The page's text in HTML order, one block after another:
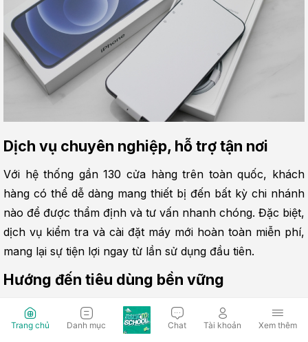
Dịch vụ chuyên nghiệp, hỗ trợ tận nơi
Với hệ thống gần 130 cửa hàng trên toàn quốc, khách
hàng có thể dễ dàng mang thiết bị đến bất kỳ chi nhánh
nào để được thẩm định và tư vấn nhanh chóng. Đặc biệt,
dịch vụ kiểm tra và cài đặt máy mới hoàn toàn miễn phí,
mang lại sự tiện lợi ngay từ lần sử dụng đầu tiên.
Hướng đến tiêu dùng bền vững
Ngoài lợi ích tài chính, chương trình này còn góp phần
giảm thiểu rác thải điện tử và thúc đẩy vòng đời sử dụng
Trang chủ Danh mục Chat Tài khoản Xem thêm